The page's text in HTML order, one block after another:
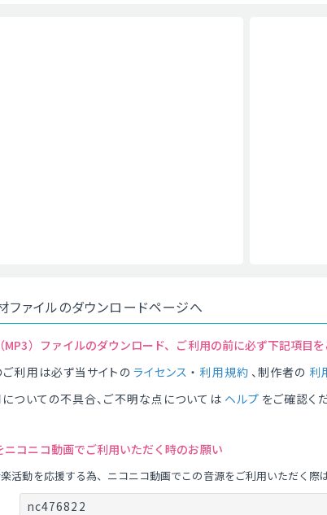
ファイルのダウンロードページへ
MP3）ファイルのダウンロード、ご利用の前に必ず下記項目を
利用は必ず当サイトの ライセンス ・ 利用規約 、制作者の 利
ついての不具合、ご不明な点については ヘルプ をご確認く
ニコニコ動画でご利用いただく時のお願い
活動を応援する為、ニコニコ動画でこの音源をご利用いただく際
nc476822